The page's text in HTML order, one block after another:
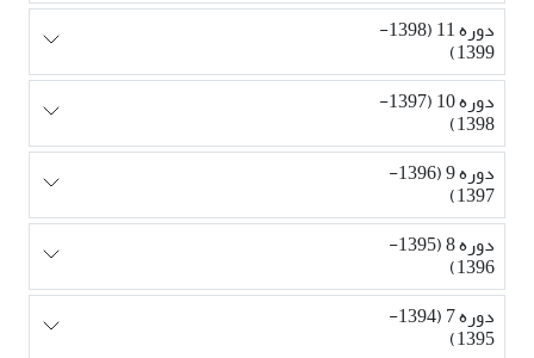
دوره 11 (1398-
1399)
دوره 10 (1397-
1398)
دوره 9 (1396-
1397)
دوره 8 (1395-
1396)
دوره 7 (1394-
1395)